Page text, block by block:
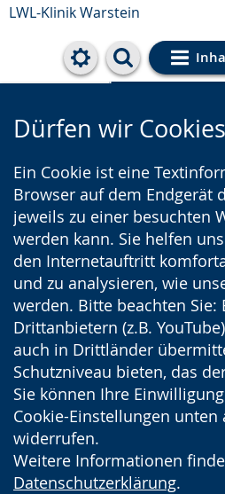
LWL-Klinik Warstein
Cookie-
Dürfen wir
Ein Cookie ist eine
Browser auf dem Endgerät
jeweils zu einer besuchten
werden kann. Sie helfen
den Internetauftritt
und zu analysieren, wie
werden. Bitte beachten Sie:
Drittanbietern (z.B.
auch in Drittländer
Schutzniveau bieten, das
Sie können Ihre
Cookie-Einstellungen unten
widerrufen.
Weitere Informationen
Datenschutzerklärung.